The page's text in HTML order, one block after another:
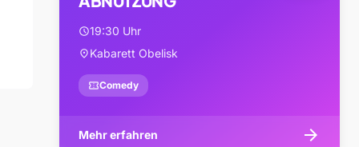
schedule19:30 Uhr
location_onKabarett Obelisk
confirmation_numberComedy
Mehr erfahren arrow_forward